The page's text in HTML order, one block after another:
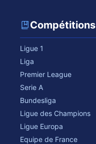
Compétitions
Ligue 1
Liga
Premier League
Serie A
Bundesliga
Ligue des Champions
Ligue Europa
Equipe de France